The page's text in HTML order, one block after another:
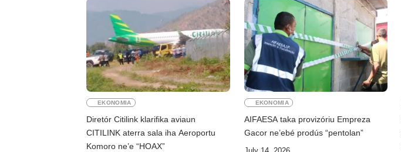
EKONOMIA
Diretór Citilink klarifika aviaun
CITILINK aterra sala iha Aeroportu
Komoro ne’e “HOAX”
EKONOMIA
AIFAESA taka provizóriu Empreza
Gacor ne’ebé prodús “pentolan”